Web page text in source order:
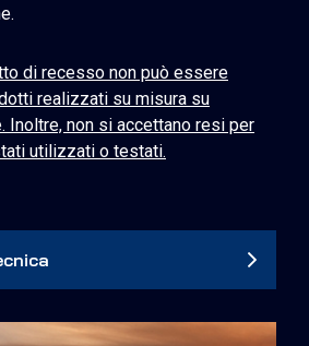
di recesso non può essere
realizzati su misura su
Inoltre, non si accettano resi per
utilizzati o testati.